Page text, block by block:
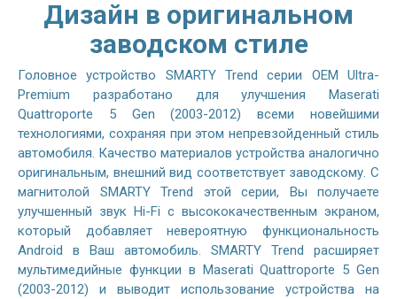
Дизайн в оригинальном
заводском стиле
Головное устройство SMARTY Trend серии OEM Ultra-
Premium разработано для улучшения Maserati
Quattroporte 5 Gen (2003-2012) всеми новейшими
технологиями, сохраняя при этом непревзойденный стиль
автомобиля. Качество материалов устройства аналогично
оригинальным, внешний вид соответствует заводскому. С
магнитолой SMARTY Trend этой серии, Вы получаете
улучшенный звук Hi-Fi с высококачественным экраном,
который добавляет невероятную функциональность
Android в Ваш автомобиль. SMARTY Trend расширяет
мультимедийные функции в Maserati Quattroporte 5 Gen
(2003-2012) и выводит использование устройства на